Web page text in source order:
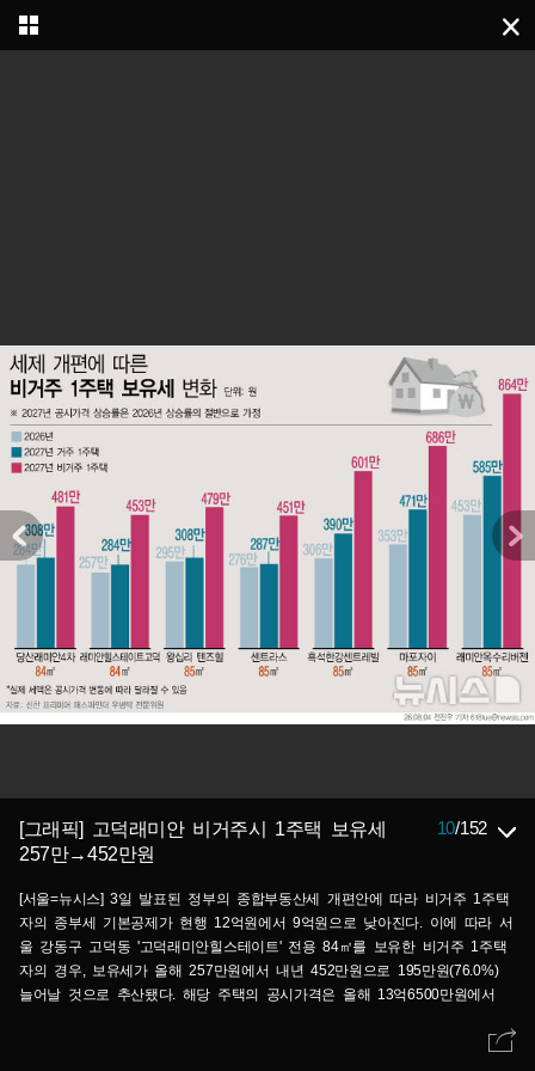
[그래픽] 고덕래미안 비거주시 1주택 보유세
257만→452만원
10/152
[서울=뉴시스] 3일 발표된 정부의 종합부동산세 개편안에 따라 비거주 1주택
자의 종부세 기본공제가 현행 12억원에서 9억원으로 낮아진다. 이에 따라 서
울 강동구 고덕동 '고덕래미안힐스테이트' 전용 84㎡를 보유한 비거주 1주택
자의 경우, 보유세가 올해 257만원에서 내년 452만원으로 195만원(76.0%)
늘어날 것으로 추산됐다. 해당 주택의 공시가격은 올해 13억6500만원에서